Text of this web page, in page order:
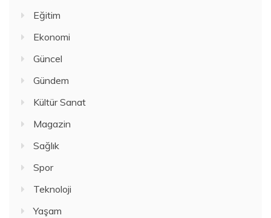
Eğitim
Ekonomi
Güncel
Gündem
Kültür Sanat
Magazin
Sağlık
Spor
Teknoloji
Yaşam